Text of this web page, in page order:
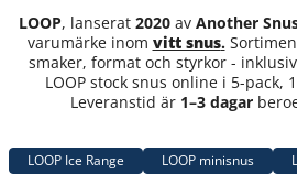
LOOP, lanserat 2020 av Another
varumärke inom vitt snus.
smaker, format och styrkor -
LOOP stock snus online i 5-pack,
Leveranstid är 1–3 dagar
LOOP Ice Range LOOP minisnus